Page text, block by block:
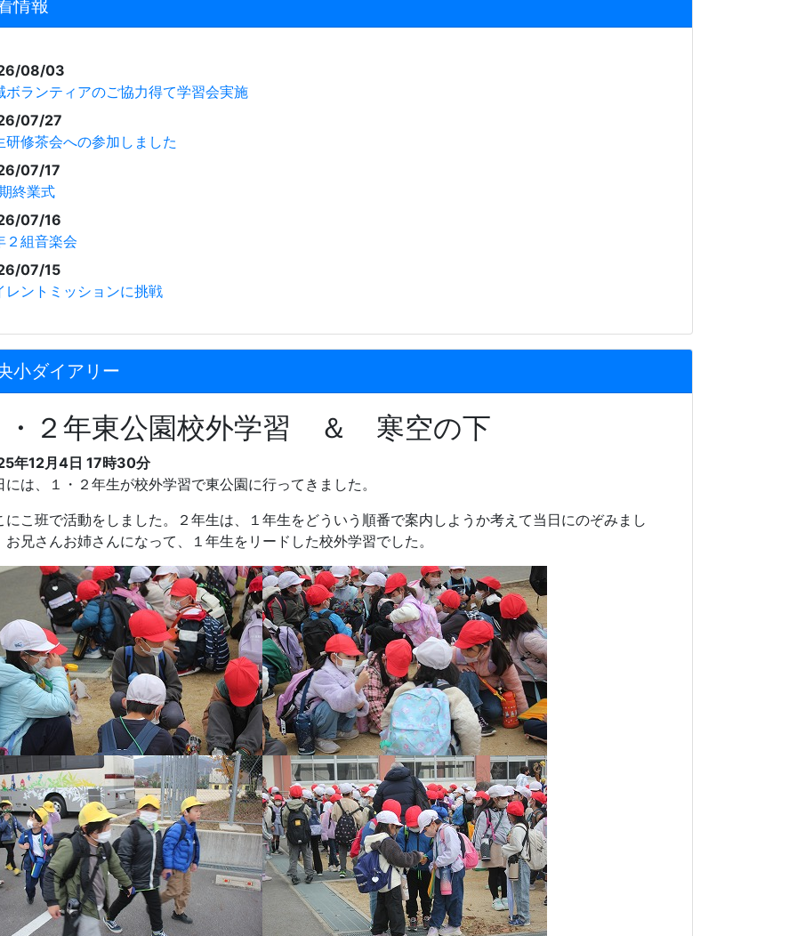
情報
08/03
ボランティアのご協力得て学習会実施
07/27
研修茶会への参加しました
07/17
終業式
07/16
２組音楽会
07/15
レントミッションに挑戦
小ダイアリー
・２年東公園校外学習 ＆ 寒空の下
年12月4日 17時30分
には、１・２年生が校外学習で東公園に行ってきました。
にこ班で活動をしました。２年生は、１年生をどういう順番で案内しようか考えて当日にのぞみまし
お兄さんお姉さんになって、１年生をリードした校外学習でした。